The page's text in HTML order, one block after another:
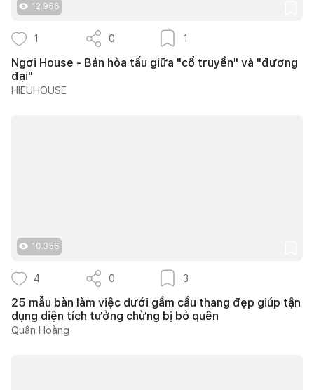
12.966
1 0 1
Ngơi House - Bản hòa tấu giữa "cổ truyền" và "đương
đại"
HIEUHOUSE
10.356
4 0 3
25 mẫu bàn làm việc dưới gầm cầu thang đẹp giúp tận
dụng diện tích tưởng chừng bị bỏ quên
Quân Hoàng